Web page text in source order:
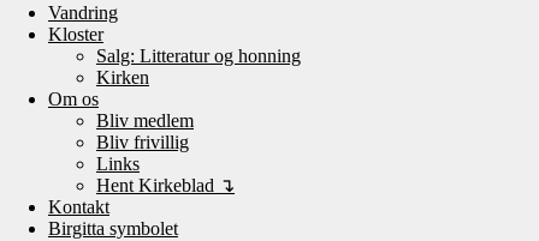
Vandring
Kloster
Salg: Litteratur og honning
Kirken
Om os
Bliv medlem
Bliv frivillig
Links
Hent Kirkeblad ↴
Kontakt
Birgitta symbolet